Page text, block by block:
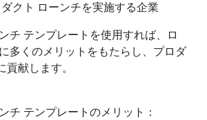
クト ローンチを実施する企業
チ テンプレートを使用すれば、ロ
多くのメリットをもたらし、プロダ
貢献します。
チ テンプレートのメリット：